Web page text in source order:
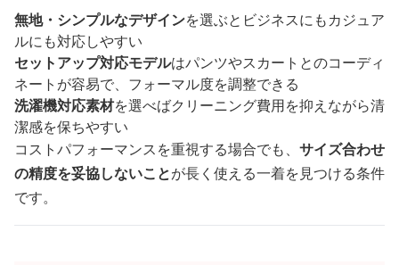
無地・シンプルなデザインを選ぶとビジネスにもカジュア
ルにも対応しやすい
セットアップ対応モデルはパンツやスカートとのコーディ
ネートが容易で、フォーマル度を調整できる
洗濯機対応素材を選べばクリーニング費用を抑えながら清
潔感を保ちやすい
コストパフォーマンスを重視する場合でも、 サイズ合わせ
の精度を妥協しないことが長く使える一着を見つける条件
です。